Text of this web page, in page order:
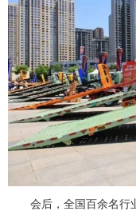
会后，全国百余名行